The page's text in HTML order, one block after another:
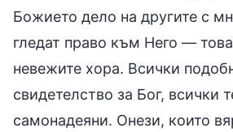
Божието дело на другите с
гледат право към Него —
невежите хора. Всички
свидетелство за Бог, всички
самонадеяни. Онези, които